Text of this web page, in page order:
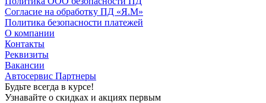
Согласие на обработку ПД «Я.М»
Политика безопасности платежей
О компании
Контакты
Реквизиты
Вакансии
Автосервис Партнеры
Будьте всегда в курсе!
Узнавайте о скидках и акциях первым